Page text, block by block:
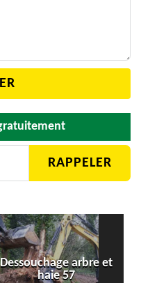
Dessouchage arbre et
haie 57